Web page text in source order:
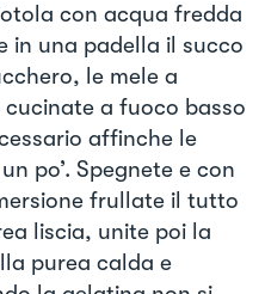
con acqua fredda
in una padella il succo
le mele a
a fuoco basso
affinche le
po’. Spegnete e con
frullate il tutto
liscia, unite poi la
purea calda e